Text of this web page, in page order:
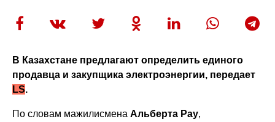
В Казахстане предлагают определить единого
продавца и закупщика электроэнергии, передает
LS.
По словам мажилисменаАльберта Рау,